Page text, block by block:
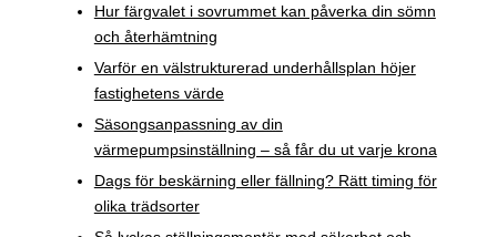
Hur färgvalet i sovrummet kan påverka din sömn
och återhämtning
Varför en välstrukturerad underhållsplan höjer
fastighetens värde
Säsongsanpassning av din
värmepumpsinställning – så får du ut varje krona
Dags för beskärning eller fällning? Rätt timing för
olika trädsorter